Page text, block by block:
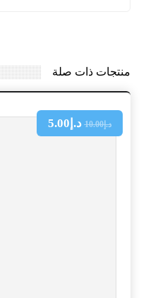
منتجات ذات صلة
د.إ10.00 د.إ 5.00